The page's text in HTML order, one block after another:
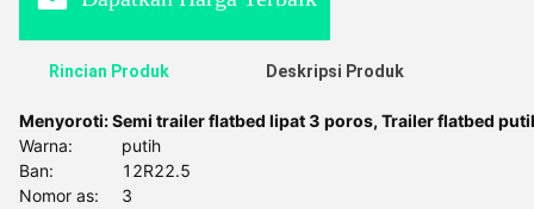
Rincian Produk Deskripsi Produk
Menyoroti:Semi trailer flatbed lipat 3 poros, Trailer flatbed
Warna:
putih
Ban:
12R22.5
Nomor as:
3